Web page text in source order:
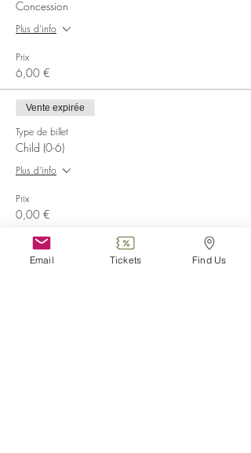
Concession
Plus d'info
Prix
6,00 €
Vente expirée
Type de billet
Child (0-6)
Plus d'info
Prix
0,00 €
Vente expirée
Email Tickets Find Us